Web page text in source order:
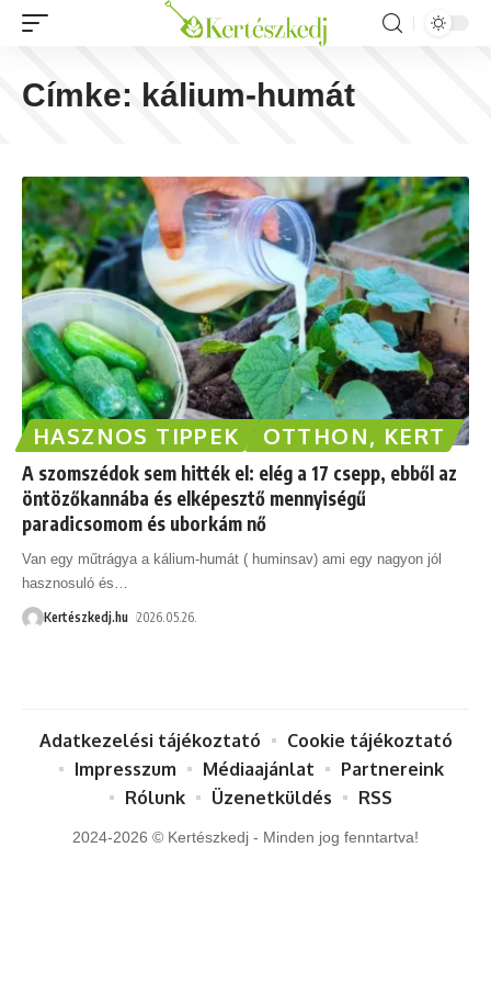
Címke: kálium-humát
HASZNOS TIPPEK OTTHON, KERT
A szomszédok sem hitték el: elég a 17 csepp, ebből az
öntözőkannába és elképesztő mennyiségű
paradicsomom és uborkám nő
Van egy műtrágya a kálium-humát ( huminsav) ami egy nagyon jól
hasznosuló és
Kertészkedj.hu 2026.05.26.
2024-2026 © Kertészkedj - Minden jog fenntartva!
Adatkezelési tájékoztató
Cookie tájékoztató
Impresszum
Médiaajánlat
Partnereink
Rólunk
Üzenetküldés RSS